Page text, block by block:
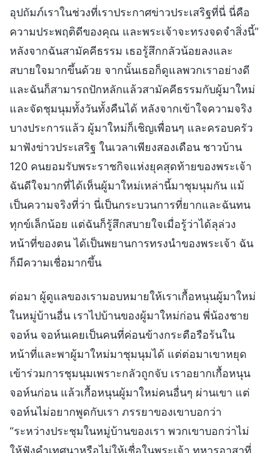
อุปถัมภ์เราในช่วงที่เราประกาศข่าวประเสริฐที่นี่ นี่คือ
ความประพฤติดีของคุณ และพระเจ้าจะทรงจดจำสิ่งนี้”
หลังจากฉันสามัคคีธรรม เธอรู้สึกกลัวน้อยลงและ
สบายใจมากขึ้นด้วย จากนั้นเธอก็ดูแลพวกเราอย่างดี
และฉันก็สามารถปักหลักแล้วสามัคคีธรรมกับผู้มาใหม่
และจัดชุมนุมทั้งวันทั้งคืนได้ หลังจากเข้าใจความจริง
บางประการแล้ว ผู้มาใหม่ก็เชิญเพื่อนๆ และครอบครัว
มาฟังข่าวประเสริฐ ในเวลาเพียงสองเดือน ชาวบ้าน
120 คนยอมรับพระราชกิจแห่งยุคสุดท้ายของพระเจ้า
ฉันดีใจมากที่ได้เห็นผู้มาใหม่เหล่านี้มาชุมนุมกัน แม้
เป็นความจริงที่ว่า นี่เป็นกระบวนการที่ยากและฉันทน
ทุกข์เล็กน้อย แต่ฉันก็รู้สึกสบายใจเมื่อรู้ว่าได้ลุล่วง
หน้าที่ของตน ได้เป็นพยานการทรงนำของพระเจ้า ฉัน
ก็มีความเชื่อมากขึ้น
ต่อมา ผู้ดูแลของเรามอบหมายให้เราเกื้อหนุนผู้มาใหม่
ในหมู่บ้านอื่น เราไปบ้านของผู้มาใหม่ก่อน พี่น้องชาย
จอห์น จอห์นเคยเป็นคนที่ค่อนข้างกระตือรือร้นใน
หน้าที่และพาผู้มาใหม่มาชุมนุมได้ แต่ต่อมาเขาหยุด
เข้าร่วมการชุมนุมเพราะกลัวถูกจับ เราอยากเกื้อหนุน
จอห์นก่อน แล้วเกื้อหนุนผู้มาใหม่คนอื่นๆ ผ่านเขา แต่
จอห์นไม่อยากพูดกับเรา ภรรยาของเขาบอกว่า
“ระหว่างประชุมในหมู่บ้านของเรา พวกเขาบอกว่าไม่
ให้ฟังคำเทศนาหรือไม่ให้เชื่อในพระเจ้า ทหารอาสาที่